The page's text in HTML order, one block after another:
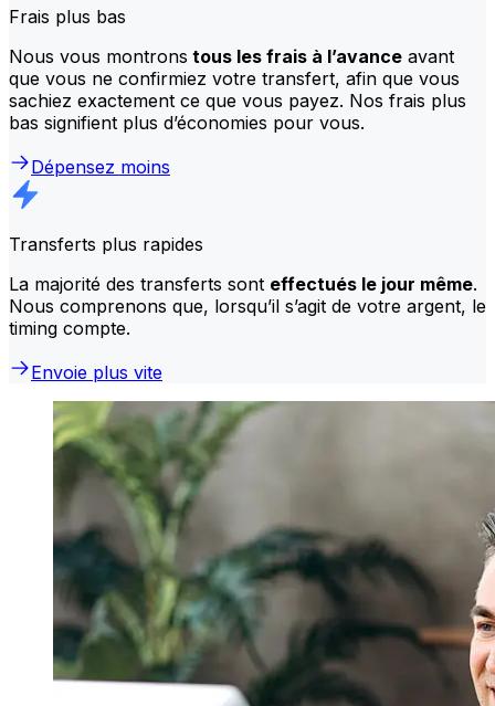
Frais plus bas
Nous vous montrons tous les frais à l’avance avant
que vous ne confirmiez votre transfert, afin que vous
sachiez exactement ce que vous payez. Nos frais plus
bas signifient plus d’économies pour vous.
Dépensez moins
Transferts plus rapides
La majorité des transferts sont effectués le jour même.
Nous comprenons que, lorsqu’il s’agit de votre argent, le
timing compte.
Envoie plus vite